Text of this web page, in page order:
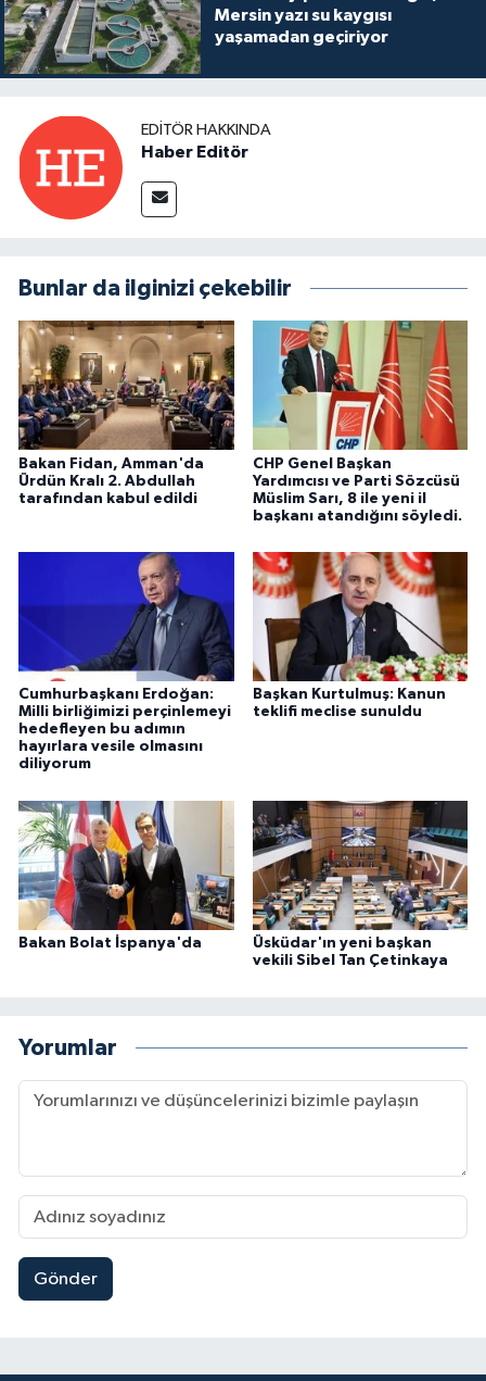
Mersin yazı su kaygısı
yaşamadan geçiriyor
EDITÖR HAKKINDA
Haber Editör
Bunlar da ilginizi çekebilir
Bakan Fidan, Amman'da
Ürdün Kralı 2. Abdullah
tarafından kabul edildi
CHP Genel Başkan
Yardımcısı ve Parti Sözcüsü
Müslim Sarı, 8 ile yeni il
başkanı atandığını söyledi.
Cumhurbaşkanı Erdoğan:
Milli birliğimizi perçinlemeyi
hedefleyen bu adımın
hayırlara vesile olmasını
diliyorum
Başkan Kurtulmuş: Kanun
teklifi meclise sunuldu
Bakan Bolat İspanya'da
Üsküdar'ın yeni başkan
vekili Sibel Tan Çetinkaya
Yorumlar
Gönder